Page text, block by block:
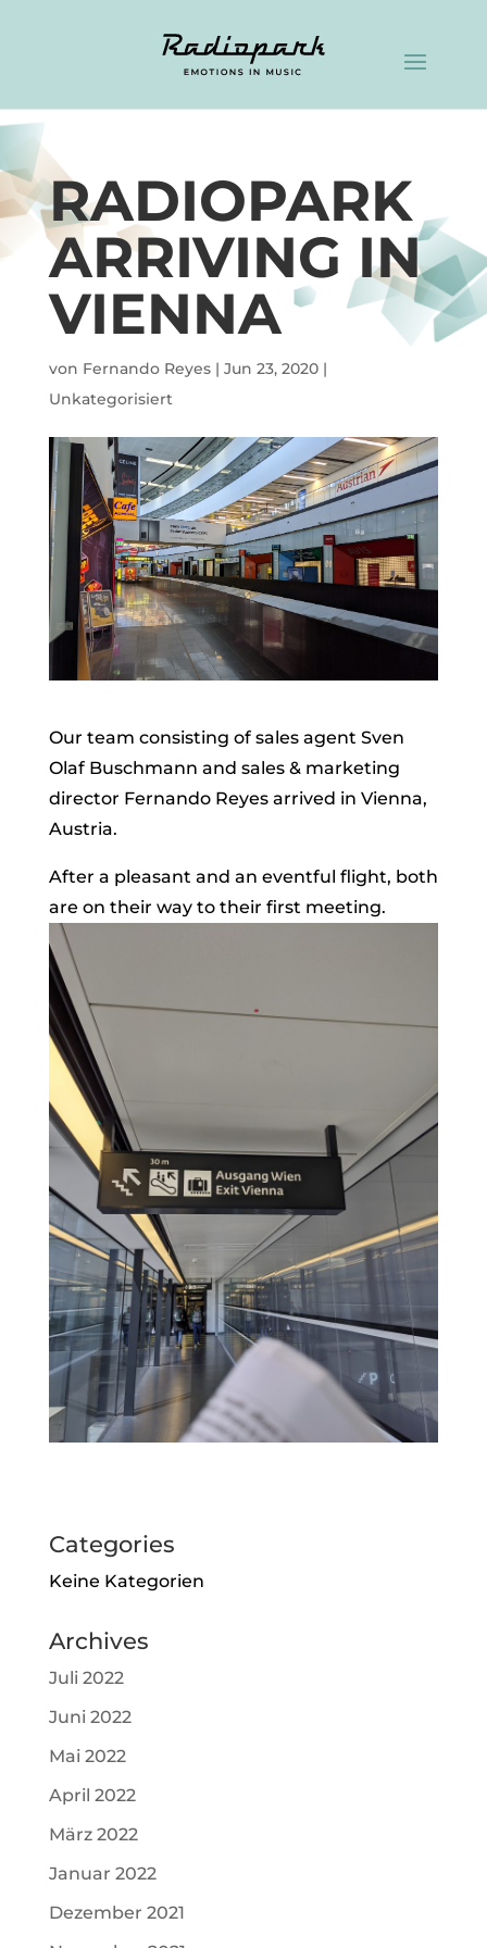
RADIOPARK
ARRIVING IN
VIENNA
von Fernando Reyes| Jun 23, 2020|
Unkategorisiert
Our team consisting of sales agent Sven
Olaf Buschmann and sales & marketing
director Fernando Reyes arrived in Vienna,
Austria.
After a pleasant and an eventful flight, both
are on their way to their first meeting.
Categories
Keine Kategorien
Archives
Juli 2022
Juni 2022
Mai 2022
April 2022
März 2022
Januar 2022
Dezember 2021